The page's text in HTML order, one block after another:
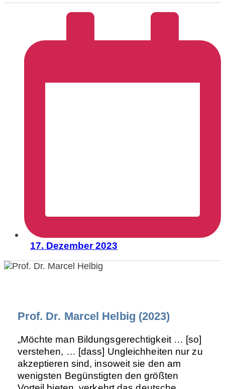
17. Dezember 2023
Prof. Dr. Marcel Helbig (2023)
„Möchte man Bildungsgerechtigkeit … [so]
verstehen, … [dass] Ungleichheiten nur zu
akzeptieren sind, insoweit sie den am
wenigsten Begünstigten den größten